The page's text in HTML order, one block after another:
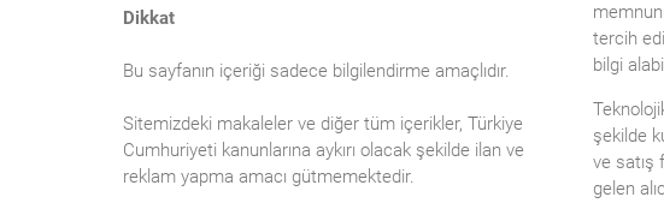
Dikkat
Bu sayfanın içeriği sadece bilgilendirme amaçlıdır.
Sitemizdeki makaleler ve diğer tüm içerikler, Türkiye
Cumhuriyeti kanunlarına aykırı olacak şekilde ilan ve
reklam yapma amacı gütmemektedir.
tercih
bilgi
şekilde
ve satış
gelen